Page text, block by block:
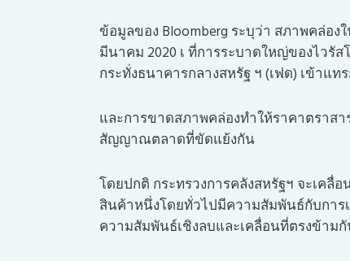
ข้อมูลของ Bloomberg ระบุว่า สภาพคล่อ
มีนาคม 2020 เ ที่การระบาดใหญ่ของไวรั
กระทั่งธนาคารกลางสหรัฐ ฯ (เฟด) เข้าแ
และการขาดสภาพคล่องทำให้ราคาตรา
สัญญาณตลาดที่ขัดแย้งกัน
โดยปกติ กระทรวงการคลังสหรัฐฯ จะเค
สินค้าหนึ่งโดยทั่วไปมีความสัมพันธ์กับกา
ความสัมพันธ์เชิงลบและเคลื่อนที่ตรงข้าม